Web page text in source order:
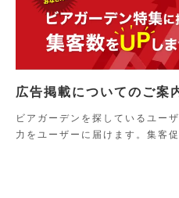
広告掲載についてのご案
ビアガーデンを探しているユー
力をユーザーに届けます。集客